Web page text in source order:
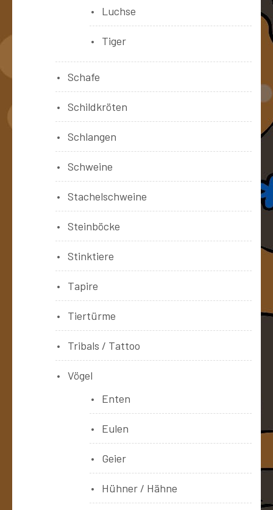
Luchse
Tiger
Schafe
Schildkröten
Schlangen
Schweine
Stachelschweine
Steinböcke
Stinktiere
Tapire
Tiertürme
Tribals / Tattoo
Vögel
Enten
Eulen
Geier
Hühner / Hähne